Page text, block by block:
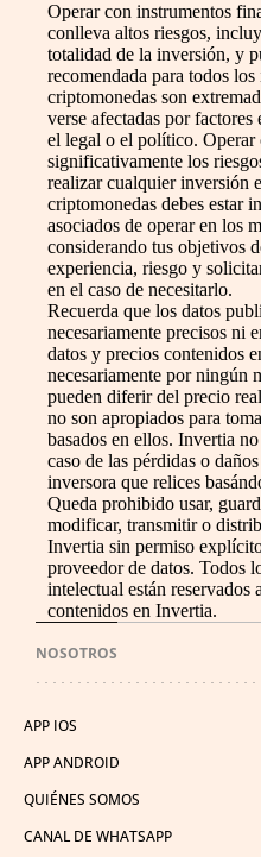
Operar con instrumentos
conlleva altos riesgos,
totalidad de la inversión, y
recomendada para todos
criptomonedas son
verse afectadas por
el legal o el político. Operar
significativamente los
realizar cualquier inversión
criptomonedas debes estar
asociados de operar en los
considerando tus objetivos
experiencia, riesgo y
en el caso de necesitarlo.
Recuerda que los datos
necesariamente precisos ni
datos y precios contenidos
necesariamente por ningún
pueden diferir del precio
no son apropiados para
basados en ellos. Invertia
caso de las pérdidas o
inversora que relices
Queda prohibido usar,
modificar, transmitir o
Invertia sin permiso
proveedor de datos. Todos
intelectual están reservados
contenidos en Invertia.
NOSOTROS
APP IOS
APP ANDROID
QUIÉNES SOMOS
CANAL DE WHATSAPP